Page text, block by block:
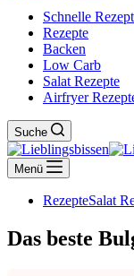
Schnelle
Rezepte
Backen
Low Carb
Salat Rezepte
Airfryer
Suche
Menü
RezepteSalat
Das beste